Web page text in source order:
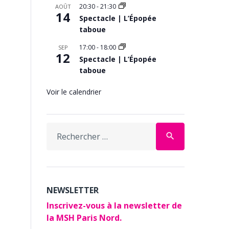
AOÛT
14
20:30-21:30
Spectacle | L’Épopée
taboue
SEP
12
17:00- 18:00
Spectacle | L’Épopée
taboue
Voir le calendrier
for:
search
NEWSLETTER
Inscrivez-vous à la newsletter de
la MSH Paris Nord.